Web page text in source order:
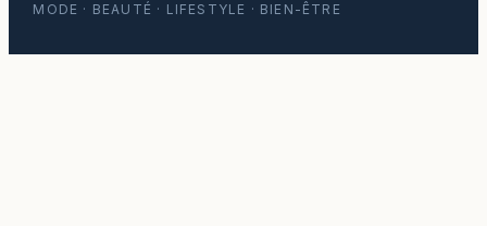
MODE · BEAUTÉ · LIFESTYLE · BIEN-ÊTRE